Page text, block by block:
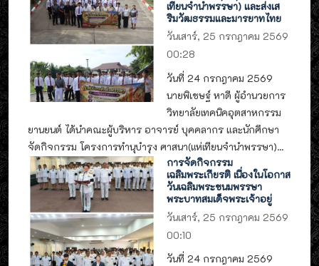
เทียนจำนำพรรษา) และส่งเส
ริมวัฒธรรมและมารยาทไทย
วันเสาร์, 25 กรกฎาคม 2569
00:28
วันที่ 24 กรกฎาคม 2569
นายพิเชษฐ์ หาดี ผู้อำนวยการ
วิทยาลัยเทคนิคอุตสาหกรรม
ยานยนต์ ได้นำคณะผู้บริหาร อาจารย์ บุคคลากร และนักศึกษา
จัดกิจกรรม โครงการทำนุบำรุง ศาสนา(แห่เทียนจำนำพรรษา)...
การจัดกิจกรรม
เฉลิมพระเกียรติ เนื่องในโอกาส
วันเฉลิมพระชนมพรรษา
พระบาทสมเด็จพระเจ้าอยู่
วันเสาร์, 25 กรกฎาคม 2569
00:10
วันที่ 24 กรกฎาคม 2569